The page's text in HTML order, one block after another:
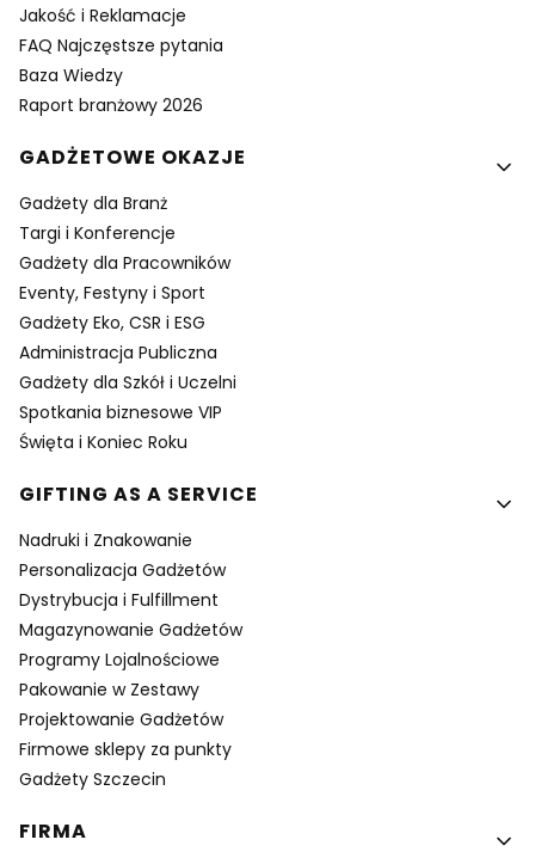
Jakość i Reklamacje
FAQ Najczęstsze pytania
Baza Wiedzy
Raport branżowy 2026
GADŻETOWE OKAZJE
Gadżety dla Branż
Targi i Konferencje
Gadżety dla Pracowników
Eventy, Festyny i Sport
Gadżety Eko, CSR i ESG
Administracja Publiczna
Gadżety dla Szkół i Uczelni
Spotkania biznesowe VIP
Święta i Koniec Roku
GIFTING AS A SERVICE
Nadruki i Znakowanie
Personalizacja Gadżetów
Dystrybucja i Fulfillment
Magazynowanie Gadżetów
Programy Lojalnościowe
Pakowanie w Zestawy
Projektowanie Gadżetów
Firmowe sklepy za punkty
Gadżety Szczecin
FIRMA